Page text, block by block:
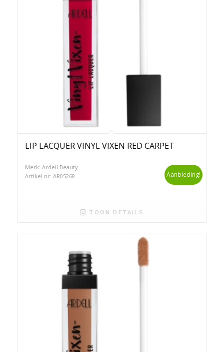
LIP LACQUER VINYL VIXEN RED CARPET
Merk: Ardell Beauty
Artikel nr: AR05268
Aanbieding!
TOON DETAILS